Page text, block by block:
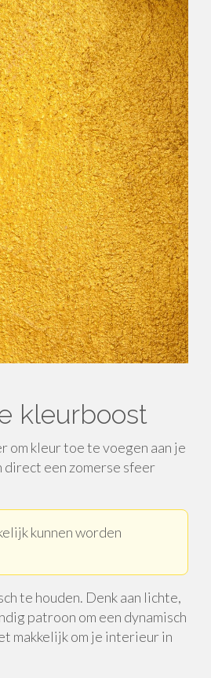
kleurboost
kleur toe te voegen aan je
direct een zomerse sfeer
kunnen worden
te houden. Denk aan lichte,
patroon om een dynamisch
makkelijk om je interieur in